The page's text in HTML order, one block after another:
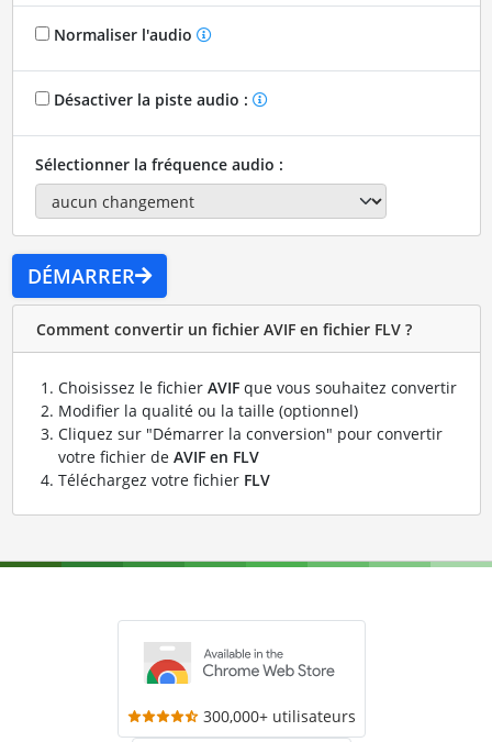
Normaliser l'audio
Désactiver la piste audio :
Sélectionner la fréquence audio :
DÉMARRER
Comment convertir un fichier AVIF en fichier FLV ?
Choisissez le fichier AVIFque vous souhaitez convertir
Modifier la qualité ou la taille (optionnel)
Cliquez sur "Démarrer la conversion" pour convertir
votre fichier de AVIF en FLV
Téléchargez votre fichier FLV
300,000+ utilisateurs